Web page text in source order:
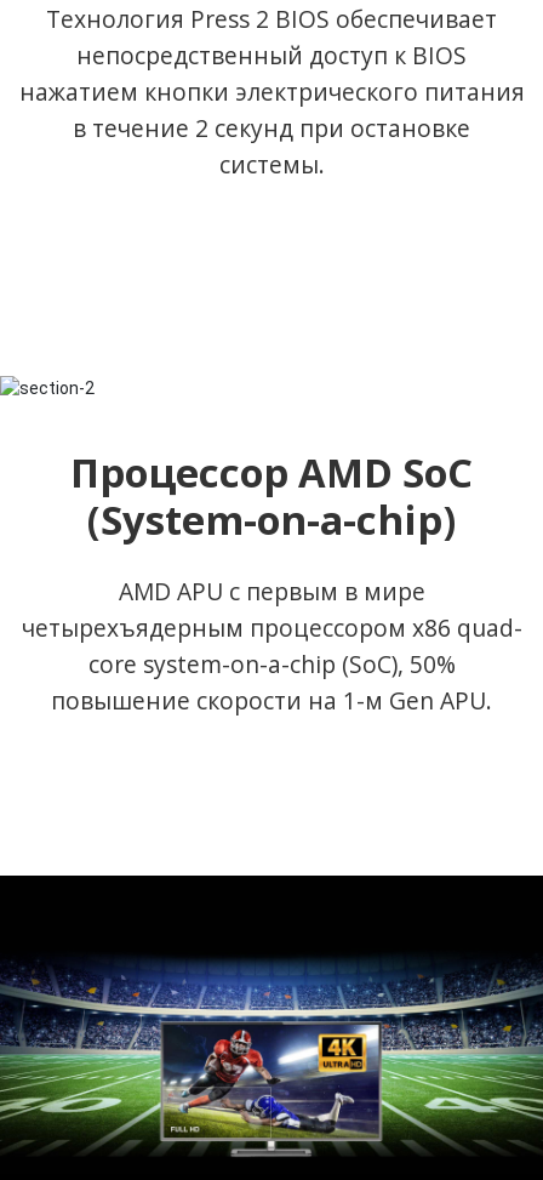
Технология Press 2 BIOS обеспечивает
непосредственный доступ к BIOS
нажатием кнопки электрического питания
в течение 2 секунд при остановке
системы.
Процессор AMD SoC
(System-on-a-chip)
AMD APU с первым в мире
четырехъядерным процессором x86 quad-
core system-on-a-chip (SoC), 50%
повышение скорости на 1-м Gen APU.